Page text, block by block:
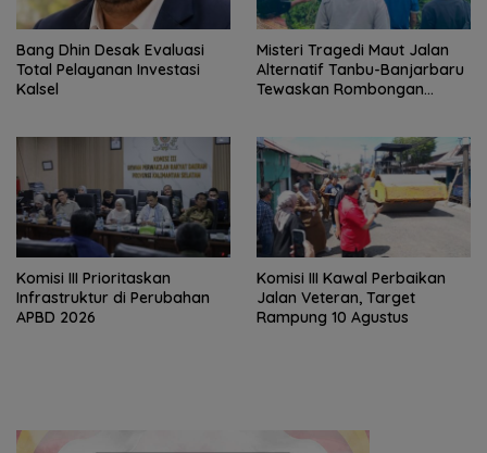
‎Bang Dhin Desak Evaluasi
Total Pelayanan Investasi
Kalsel
Misteri Tragedi Maut Jalan
Alternatif Tanbu-Banjarbaru
Tewaskan Rombongan
‎Komisi III Prioritaskan
Infrastruktur di Perubahan
APBD 2026
Komisi III Kawal Perbaikan
Jalan Veteran, Target
Rampung 10 Agustus